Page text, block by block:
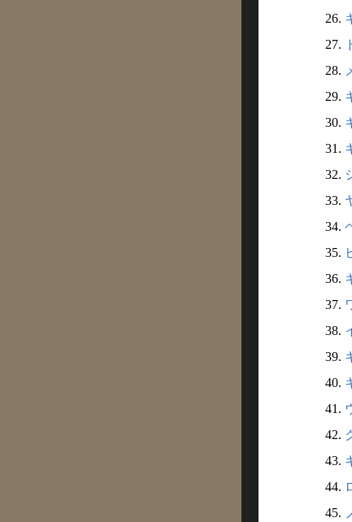
26.
27.
28.
29.
30.
31.
32.
33.
34.
35.
36.
37.
38.
39.
40.
41.
42.
43.
44.
45.